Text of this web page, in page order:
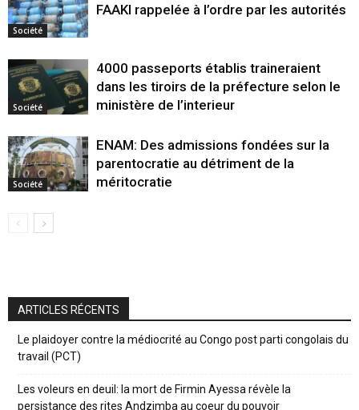
Société
FAAKI rappelée à l’ordre par les autorités
Société
4000 passeports établis traineraient
dans les tiroirs de la préfecture selon le
ministère de l’interieur
Société
ENAM: Des admissions fondées sur la
parentocratie au détriment de la
méritocratie
ARTICLES RÉCENTS
Le plaidoyer contre la médiocrité au Congo post parti congolais du
travail (PCT)
Les voleurs en deuil: la mort de Firmin Ayessa révèle la
persistance des rites Andzimba au coeur du pouvoir